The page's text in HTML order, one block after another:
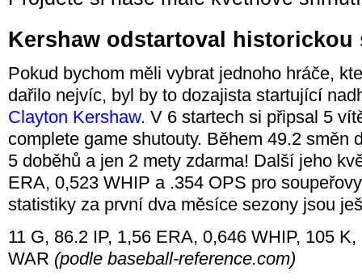
Kershaw odstartoval historickou
Pokud bychom měli vybrat jednoho hráče,
dařilo nejvíc, byl by to dozajista startující
Clayton Kershaw. V 6 startech si připsal 5
complete game shutouty. Během 49.2 směn
5 doběhů a jen 2 mety zdarma! Další jeho
ERA, 0,523 WHIP a .354 OPS pro
statistiky za první dva měsíce sezony jsou
11 G, 86.2 IP, 1,56 ERA, 0,646 WHIP, 105
WAR (podle baseball-reference.com)